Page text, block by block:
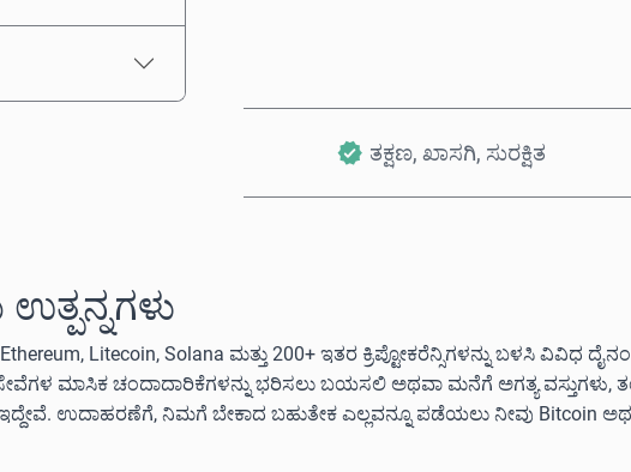
ತಕ್ಷಣ, ಖಾಸಗಿ, ಸುರಕ್ಷಿತ
Litecoin, Solana ಮತ್ತು 200+ ಇತರ ಕ್ರಿಪ್ಟೋಕರೆನ್ಸಿಗಳನ್ನು ಬಳಸಿ ವಿವಿಧ
ಮಾಸಿಕ ಚಂದಾದಾರಿಕೆಗಳನ್ನು ಭರಿಸಲು ಬಯಸಲಿ ಅಥವಾ ಮನೆಗೆ ಅಗತ್ಯ ವಸ್ತುಗಳು,
ಉದಾಹರಣೆಗೆ, ನಿಮಗೆ ಬೇಕಾದ ಬಹುತೇಕ ಎಲ್ಲವನ್ನೂ ಪಡೆಯಲು ನೀವು Bitcoin